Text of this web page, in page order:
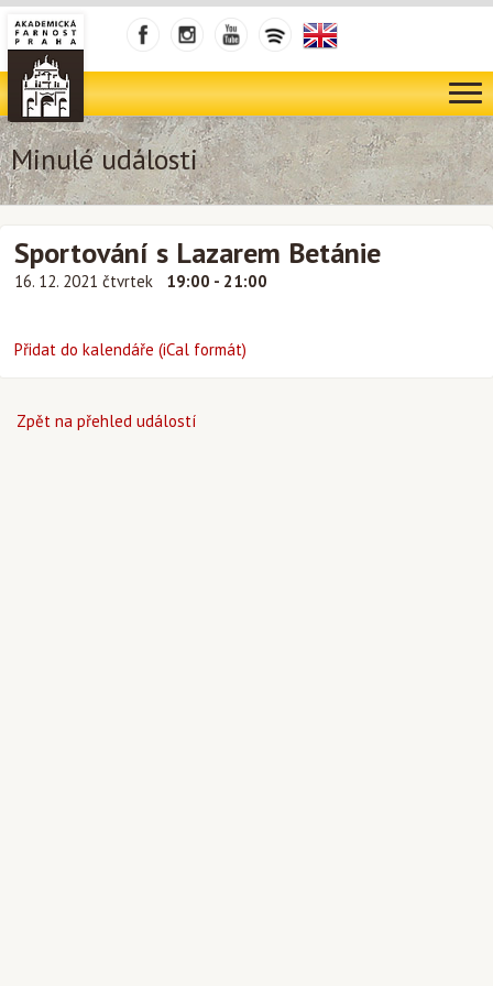
Minulé události
Sportování s Lazarem Betánie
16. 12. 2021 čtvrtek 19:00 - 21:00
Přidat do kalendáře (iCal formát)
Zpět na přehled událostí